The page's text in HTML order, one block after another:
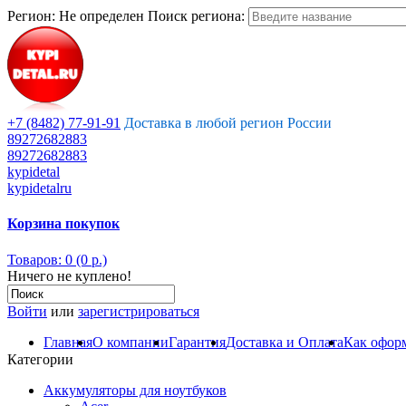
Регион: Не определен Поиск региона:
+7 (8482) 77-91-91 Доставка в любой регион России
89272682883
89272682883
kypidetal
kypidetalru
Корзина покупок
Товаров: 0 (0 р.)
Ничего не куплено!
Войти или зарегистрироваться
ГлавнаяО компанииГарантияДоставка и ОплатаКак
Категории
Аккумуляторы для ноутбуков